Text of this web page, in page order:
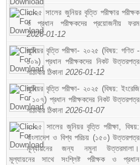
২০২৫ সালের জুনিয়র বৃত্তি পরীক্ষার পরীক্ষক
ও প্রধান পরীক্ষকদের প্রয়োজনীয় ফরম
2026-01-12
জুনিয়র বৃত্তি পরীক্ষা- ২০২৫ (বিষয়: গণিত -
১০৯) প্রধান পরীক্ষকদের নিকট উত্তরপত্র
পাঠাবার ঠিকানা 2026-01-12
জুনিয়র বৃত্তি পরীক্ষা- ২০২৫ (বিষয়: ইংরেজি
- ১০৭) প্রধান পরীক্ষকদের নিকট উত্তরপত্র
পাঠাবার ঠিকানা 2026-01-07
২০২৫ সালের জুনিয়র বৃত্তি পরীক্ষা, বিষয়:
বাংলাদেশ ও বিশ্ব পরিচয় (১৫০) উত্তরপত্র
মূল্যায়নের জন্য নমুনা উত্তরমালা।
মূল্যায়নের সাথে সংশ্লিষ্ট পরীক্ষক ও প্রধান